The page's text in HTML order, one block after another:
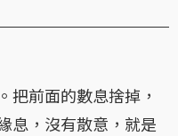
前面的數息捨掉，
息，沒有散意，就是